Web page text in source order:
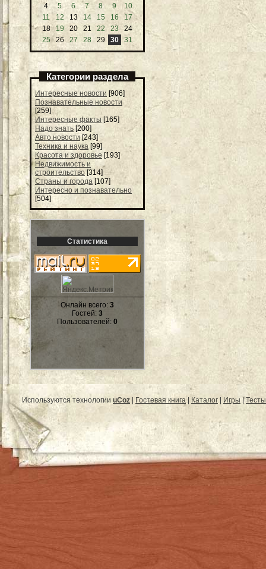
4
5 6 7 8 9
10
11
12 13 14 15 16
17
18
19 20 21 22 23
24
25
26 27 28 29 30 31
Категории раздела
Интересные новости [906]
Познавательные новости
[259]
Интересные факты [165]
Надо знать [200]
Авто новости [243]
Техника и наука [99]
Красота и здоровье [193]
Недвижимость и
строительство [314]
Страны и города [107]
Интересно и познавательно
[504]
Статистика
Онлайн всего: 3
Гостей: 3
Пользователей: 0
Используются технологии uCoz Гостевая книга| Каталог Игры |Тесты